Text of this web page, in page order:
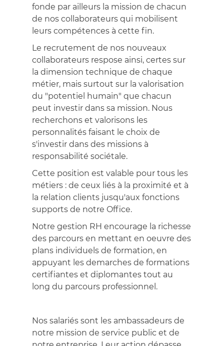
fonde par ailleurs la mission de chacun
de nos collaborateurs qui mobilisent
leurs compétences à cette fin.
Le recrutement de nos nouveaux
collaborateurs respose ainsi, certes sur
la dimension technique de chaque
métier, mais surtout sur la valorisation
du "potentiel humain" que chacun
peut investir dans sa mission. Nous
recherchons et valorisons les
personnalités faisant le choix de
s'investir dans des missions à
responsabilité sociétale.
Cette position est valable pour tous les
métiers : de ceux liés à la proximité et à
la relation clients jusqu'aux fonctions
supports de notre Office.
Notre gestion RH encourage la richesse
des parcours en mettant en oeuvre des
plans individuels de formation, en
appuyant les demarches de formations
certifiantes et diplomantes tout au
long du parcours professionnel.
Nos salariés sont les ambassadeurs de
notre mission de service public et de